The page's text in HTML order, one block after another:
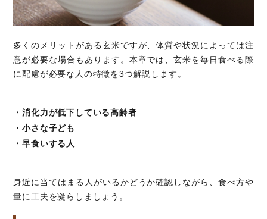
多くのメリットがある玄米ですが、体質や状況によっては注
意が必要な場合もあります。本章では、玄米を毎日食べる際
に配慮が必要な人の特徴を3つ解説します。
・消化力が低下している高齢者
・小さな子ども
・早食いする人
身近に当てはまる人がいるかどうか確認しながら、食べ方や
量に工夫を凝らしましょう。